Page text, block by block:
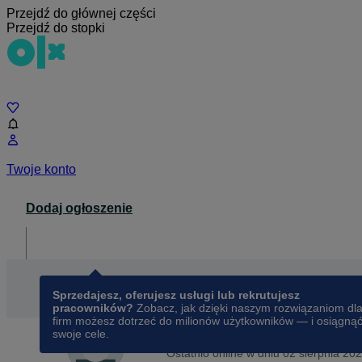
Przejdź do głównej części
Przejdź do stopki
Twoje konto
Dodaj ogłoszenie
Sprzedajesz, oferujesz usługi lub rekrutujesz
pracowników? Zobacz, jak dzięki naszym rozwiązaniom dla
firm możesz dotrzeć do milionów użytkowników — i osiągnąć
swoje cele.
Ostatnio online w dniu 02 sierpnia